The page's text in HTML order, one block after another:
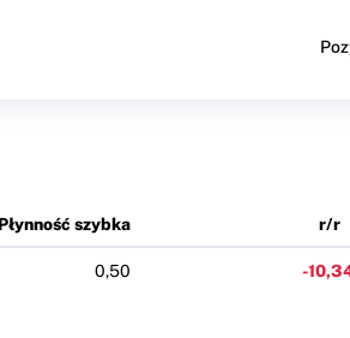
Płynność szybka r/r
0,50 -